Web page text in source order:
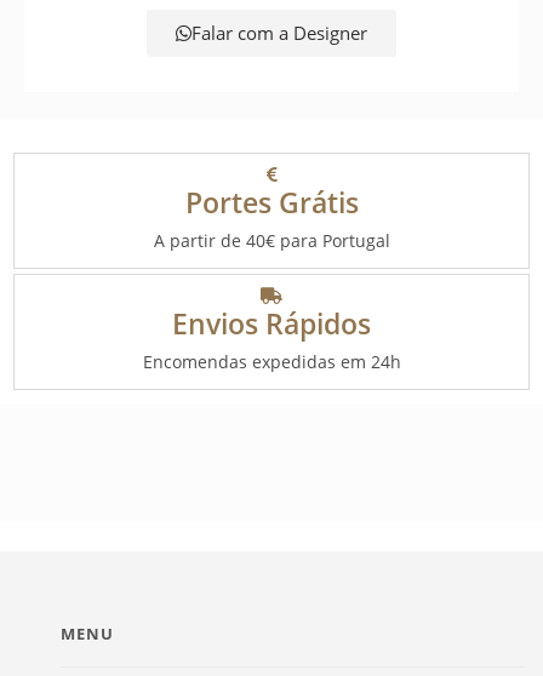
Falar com a Designer
Portes Grátis
A partir de 40€ para Portugal
Envios Rápidos
Encomendas expedidas em 24h
MENU